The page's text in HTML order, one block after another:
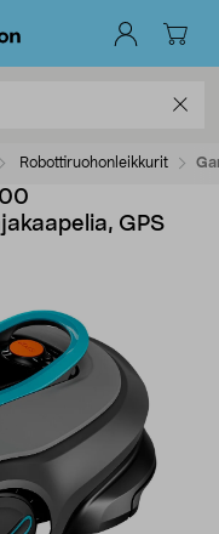
Robottiruohonleikkurit
GPS